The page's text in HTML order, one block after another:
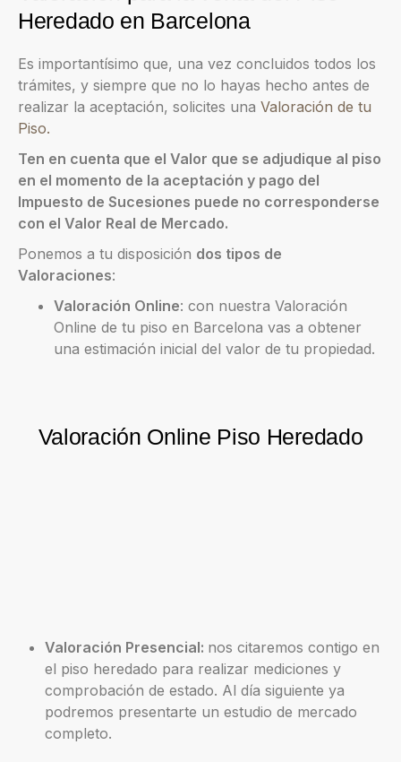
Heredado en Barcelona
Es importantísimo que, una vez concluidos todos los
trámites, y siempre que no lo hayas hecho antes de
realizar la aceptación, solicites una Valoración de tu
Piso.
Ten en cuenta que el Valor que se adjudique al piso
en el momento de la aceptación y pago del
Impuesto de Sucesiones puede no corresponderse
con el Valor Real de Mercado.
Ponemos a tu disposición dos tipos de
Valoraciones:
Valoración Online: con nuestra Valoración
Online de tu piso en Barcelona vas a obtener
una estimación inicial del valor de tu propiedad.
Valoración Online Piso Heredado
Valoración Presencial: nos citaremos contigo en
el piso heredado para realizar mediciones y
comprobación de estado. Al día siguiente ya
podremos presentarte un estudio de mercado
completo.